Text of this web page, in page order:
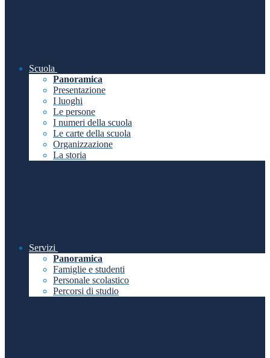
Scuola
Panoramica
Presentazione
I luoghi
Le persone
I numeri della scuola
Le carte della scuola
Organizzazione
La storia
Servizi
Panoramica
Famiglie e studenti
Personale scolastico
Percorsi di studio